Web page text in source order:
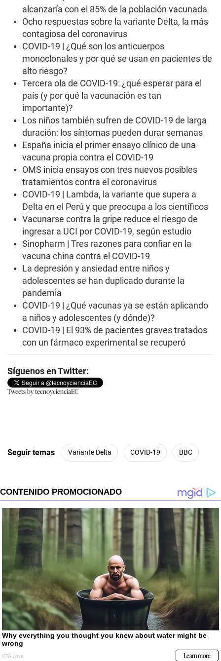
alcanzaría con el 85% de la población vacunada
Ocho respuestas sobre la variante Delta, la más
contagiosa del coronavirus
COVID-19 | ¿Qué son los anticuerpos
monoclonales y por qué se usan en pacientes de
alto riesgo?
Tercera ola de COVID-19: ¿qué esperar para el
país (y por qué la vacunación es tan
importante)?
Los niños también sufren de COVID-19 de larga
duración: los síntomas pueden durar semanas
España inicia el primer ensayo clínico de una
vacuna propia contra el COVID-19
OMS inicia ensayos con tres nuevos posibles
tratamientos contra el coronavirus
COVID-19 | Lambda, la variante que supera a
Delta en el Perú y que preocupa a los científicos
Vacunarse contra la gripe reduce el riesgo de
ingresar a UCI por COVID-19, según estudio
Sinopharm | Tres razones para confiar en la
vacuna china contra el COVID-19
La depresión y ansiedad entre niños y
adolescentes se han duplicado durante la
pandemia
COVID-19 | ¿Qué vacunas ya se están aplicando
a niños y adolescentes (y dónde)?
COVID-19 | El 93% de pacientes graves tratados
con un fármaco experimental se recuperó
Síguenos en Twitter:
Tweets by tecnoycienciaEC
Seguir temas Variante Delta COVID-19 BBC